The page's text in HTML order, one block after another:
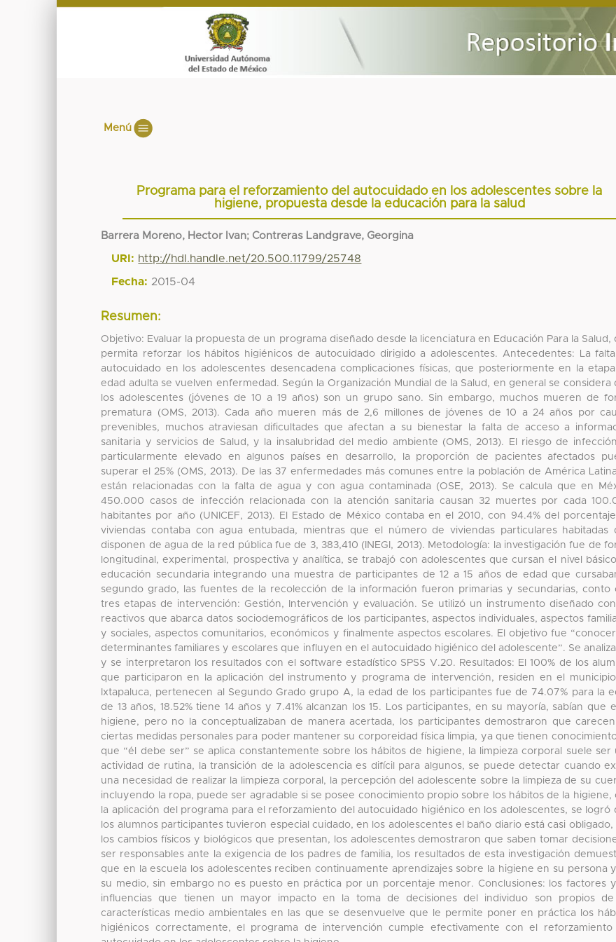
Menú
Programa para el reforzamiento del autocuidado en los adolescentes sobre la
higiene, propuesta desde la educación para la salud
Barrera Moreno, Hector Ivan; Contreras Landgrave, Georgina
URI: http://hdl.handle.net/20.500.11799/25748
Fecha: 2015-04
Resumen:
Objetivo: Evaluar la propuesta de un programa diseñado desde la licenciatura en Educación Para la Salud,
permita reforzar los hábitos higiénicos de autocuidado dirigido a adolescentes. Antecedentes: La
autocuidado en los adolescentes desencadena complicaciones físicas, que posteriormente en la
edad adulta se vuelven enfermedad. Según la Organización Mundial de la Salud, en general se considera
los adolescentes (jóvenes de 10 a 19 años) son un grupo sano. Sin embargo, muchos mueren de
prematura (OMS, 2013). Cada año mueren más de 2,6 millones de jóvenes de 10 a 24 años por
prevenibles, muchos atraviesan dificultades que afectan a su bienestar la falta de acceso a
sanitaria y servicios de Salud, y la insalubridad del medio ambiente (OMS, 2013). El riesgo de
particularmente elevado en algunos países en desarrollo, la proporción de pacientes afectados
superar el 25% (OMS, 2013). De las 37 enfermedades más comunes entre la población de América
están relacionadas con la falta de agua y con agua contaminada (OSE, 2013). Se calcula que en
450.000 casos de infección relacionada con la atención sanitaria causan 32 muertes por cada
habitantes por año (UNICEF, 2013). El Estado de México contaba en el 2010, con 94.4% del
viviendas contaba con agua entubada, mientras que el número de viviendas particulares habitadas
disponen de agua de la red pública fue de 3, 383,410 (INEGI, 2013). Metodología: la investigación fue de
longitudinal, experimental, prospectiva y analítica, se trabajó con adolescentes que cursan el nivel
educación secundaria integrando una muestra de participantes de 12 a 15 años de edad que
segundo grado, las fuentes de la recolección de la información fueron primarias y secundarias, conto
tres etapas de intervención: Gestión, Intervención y evaluación. Se utilizó un instrumento diseñado
reactivos que abarca datos sociodemográficos de los participantes, aspectos individuales, aspectos
y sociales, aspectos comunitarios, económicos y finalmente aspectos escolares. El objetivo fue
determinantes familiares y escolares que influyen en el autocuidado higiénico del adolescente”. Se
y se interpretaron los resultados con el software estadístico SPSS V.20. Resultados: El 100% de los
que participaron en la aplicación del instrumento y programa de intervención, residen en el
Ixtapaluca, pertenecen al Segundo Grado grupo A, la edad de los participantes fue de 74.07% para la
de 13 años, 18.52% tiene 14 años y 7.41% alcanzan los 15. Los participantes, en su mayoría, sabían que
higiene, pero no la conceptualizaban de manera acertada, los participantes demostraron que
ciertas medidas personales para poder mantener su corporeidad física limpia, ya que tienen
que “él debe ser” se aplica constantemente sobre los hábitos de higiene, la limpieza corporal suele ser
actividad de rutina, la transición de la adolescencia es difícil para algunos, se puede detectar cuando
una necesidad de realizar la limpieza corporal, la percepción del adolescente sobre la limpieza de su
incluyendo la ropa, puede ser agradable si se posee conocimiento propio sobre los hábitos de la higiene,
la aplicación del programa para el reforzamiento del autocuidado higiénico en los adolescentes, se logró
los alumnos participantes tuvieron especial cuidado, en los adolescentes el baño diario está casi obligado,
los cambios físicos y biológicos que presentan, los adolescentes demostraron que saben tomar
ser responsables ante la exigencia de los padres de familia, los resultados de esta investigación
que en la escuela los adolescentes reciben continuamente aprendizajes sobre la higiene en su persona
su medio, sin embargo no es puesto en práctica por un porcentaje menor. Conclusiones: los factores
influencias que tienen un mayor impacto en la toma de decisiones del individuo son propios de
características medio ambientales en las que se desenvuelve que le permite poner en práctica los
higiénicos correctamente, el programa de intervención cumple efectivamente con el reforzamiento